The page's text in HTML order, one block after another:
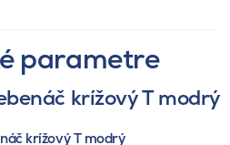
parametre
krížový T modrý
krížový T modrý